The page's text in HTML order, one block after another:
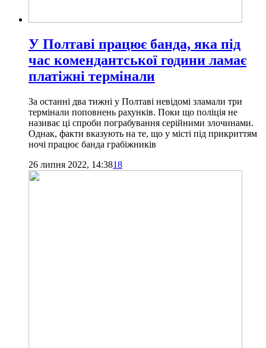
У Полтаві працює банда, яка під
час комендантської години ламає
платіжні термінали
За останні два тижні у Полтаві невідомі зламали три
термінали поповнень рахунків. Поки що поліція не
називає ці спроби пограбування серійними злочинами.
Однак, факти вказують на те, що у місті під прикриттям
ночі працює банда грабіжників
26 липня 2022, 14:3818